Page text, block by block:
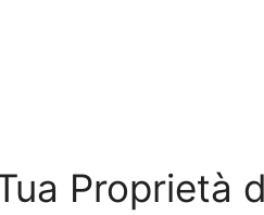
Proprietà